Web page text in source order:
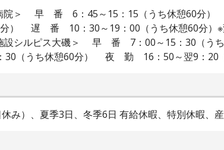
病院＞ 早 番 6：45～15：15（うち休憩60分
） 遅 番 10：30～19：00（うち休憩60分
施設シルピス大磯＞ 早 番 7：00～15：30（
（うち休憩60分） 夜 勤 16：50～翌9：20（
み）、夏季3日、冬季6日 有給休暇、特別休暇、